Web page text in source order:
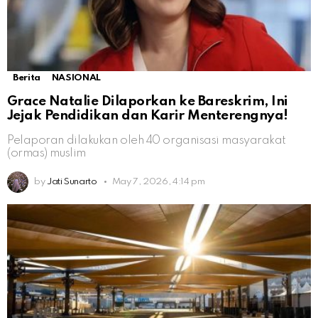
Berita NASIONAL
Grace Natalie Dilaporkan ke Bareskrim, Ini
Jejak Pendidikan dan Karir Menterengnya!
Pelaporan dilakukan oleh 40 organisasi masyarakat
(ormas) muslim
by Jati Sunarto May 7, 2026, 4:14 pm